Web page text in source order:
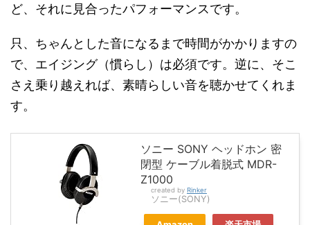
ど、それに見合ったパフォーマンスです。
只、ちゃんとした音になるまで時間がかかりますの
で、エイジング（慣らし）は必須です。逆に、そこ
さえ乗り越えれば、素晴らしい音を聴かせてくれま
す。
ソニー SONY ヘッドホン 密
閉型 ケーブル着脱式 MDR-
Z1000
created by Rinker
ソニー(SONY)